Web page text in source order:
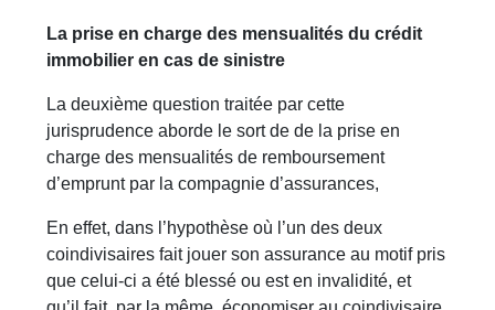
La prise en charge des mensualités du crédit
immobilier en cas de sinistre
La deuxième question traitée par cette
jurisprudence aborde le sort de de la prise en
charge des mensualités de remboursement
d’emprunt par la compagnie d’assurances,
En effet, dans l’hypothèse où l’un des deux
coindivisaires fait jouer son assurance au motif pris
que celui-ci a été blessé ou est en invalidité, et